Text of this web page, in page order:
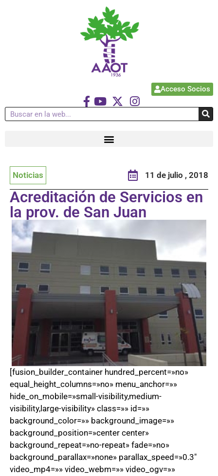
Acceso Socios
Noticias 11 de julio , 2018
Acreditación de Servicios en
la prov. de San Juan
[fusion_builder_container hundred_percent=»no»
equal_height_columns=»no» menu_anchor=»»
hide_on_mobile=»small-visibility,medium-
visibility,large-visibility» class=»» id=»»
background_color=»» background_image=»»
background_position=»center center»
background_repeat=»no-repeat» fade=»no»
background_parallax=»none» parallax_speed=»0.3″
video_mp4=»» video_webm=»» video_ogv=»»